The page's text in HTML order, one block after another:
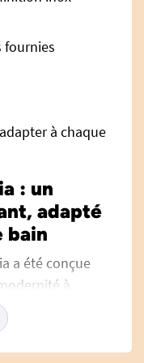
fournies
à chaque
: un
adapté
bain
a été conçue
à
d’un appui
leurs toilettes.
s’intègre